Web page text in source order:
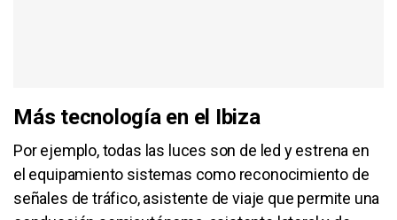
Más tecnología en el Ibiza
Por ejemplo, todas las luces son de led y estrena en
el equipamiento sistemas como reconocimiento de
señales de tráfico, asistente de viaje que permite una